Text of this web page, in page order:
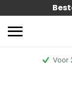
Voor